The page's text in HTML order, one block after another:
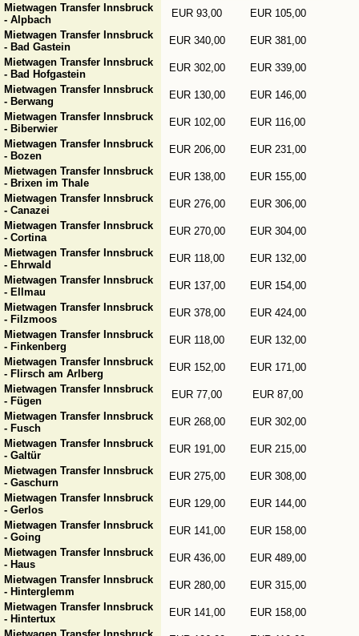
Mietwagen Transfer Innsbruck
- Alpbach
EUR 93,00
EUR 105,00
Mietwagen Transfer Innsbruck
- Bad Gastein
EUR 340,00
EUR 381,00
Mietwagen Transfer Innsbruck
- Bad Hofgastein
EUR 302,00
EUR 339,00
Mietwagen Transfer Innsbruck
- Berwang
EUR 130,00
EUR 146,00
Mietwagen Transfer Innsbruck
- Biberwier
EUR 102,00
EUR 116,00
Mietwagen Transfer Innsbruck
- Bozen
EUR 206,00
EUR 231,00
Mietwagen Transfer Innsbruck
- Brixen im Thale
EUR 138,00
EUR 155,00
Mietwagen Transfer Innsbruck
- Canazei
EUR 276,00
EUR 306,00
Mietwagen Transfer Innsbruck
- Cortina
EUR 270,00
EUR 304,00
Mietwagen Transfer Innsbruck
- Ehrwald
EUR 118,00
EUR 132,00
Mietwagen Transfer Innsbruck
- Ellmau
EUR 137,00
EUR 154,00
Mietwagen Transfer Innsbruck
- Filzmoos
EUR 378,00
EUR 424,00
Mietwagen Transfer Innsbruck
- Finkenberg
EUR 118,00
EUR 132,00
Mietwagen Transfer Innsbruck
- Flirsch am Arlberg
EUR 152,00
EUR 171,00
Mietwagen Transfer Innsbruck
- Fügen
EUR 77,00
EUR 87,00
Mietwagen Transfer Innsbruck
- Fusch
EUR 268,00
EUR 302,00
Mietwagen Transfer Innsbruck
- Galtür
EUR 191,00
EUR 215,00
Mietwagen Transfer Innsbruck
- Gaschurn
EUR 275,00
EUR 308,00
Mietwagen Transfer Innsbruck
- Gerlos
EUR 129,00
EUR 144,00
Mietwagen Transfer Innsbruck
- Going
EUR 141,00
EUR 158,00
Mietwagen Transfer Innsbruck
- Haus
EUR 436,00
EUR 489,00
Mietwagen Transfer Innsbruck
- Hinterglemm
EUR 280,00
EUR 315,00
Mietwagen Transfer Innsbruck
- Hintertux
EUR 141,00
EUR 158,00